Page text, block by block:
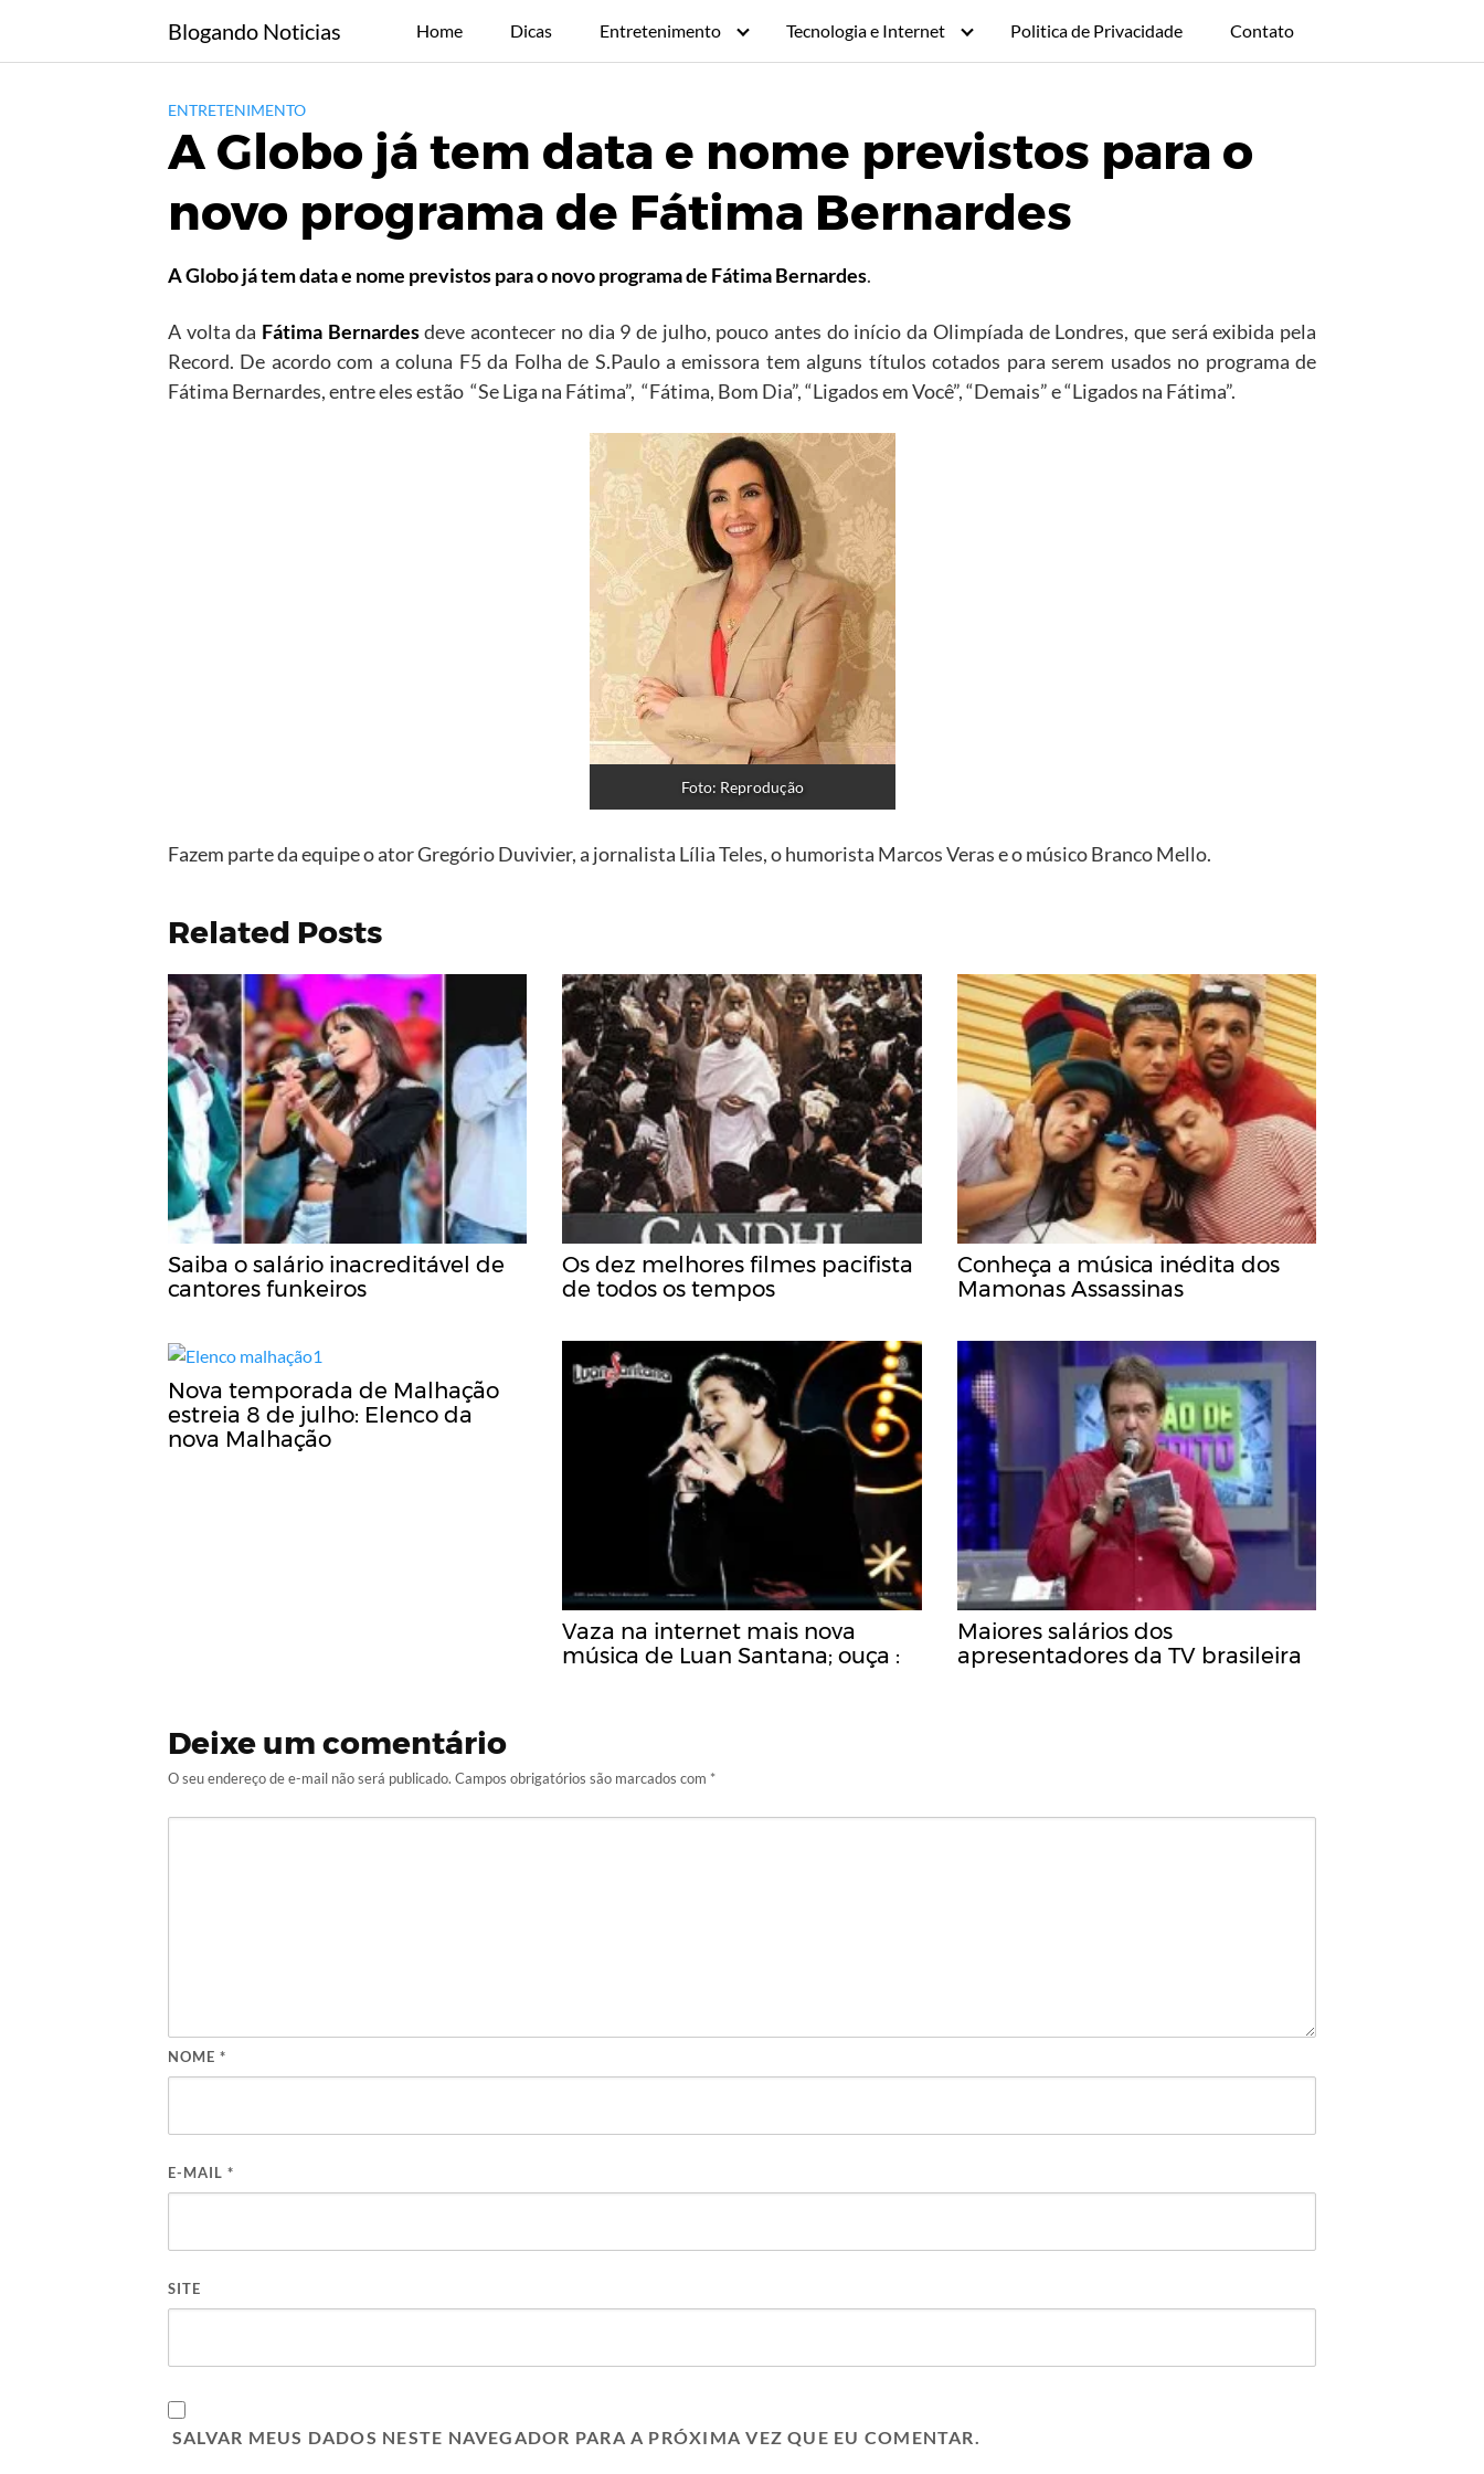
content
Blogando Noticias Home Dicas Entretenimento Tecnologia e Internet Politica de Privacidade Contato
ENTRETENIMENTO
A Globo já tem data e nome previstos para o
novo programa de Fátima Bernardes
A Globo já tem data e nome previstos para o novo programa de Fátima Bernardes.
A volta da Fátima Bernardesdeve acontecer no dia 9 de julho, pouco antes do início da Olimpíada de Londres, que será exibida pela
Record. De acordo com a coluna F5 da Folha de S.Paulo a emissora tem alguns títulos cotados para serem usados no programa de
Fátima Bernardes, entre eles estão “Se Liga na Fátima”, “Fátima, Bom Dia”, “Ligados em Você”, “Demais” e “Ligados na Fátima”.
Foto: Reprodução
Fazem parte da equipe o ator Gregório Duvivier, a jornalista Lília Teles, o humorista Marcos Veras e o músico Branco Mello.
Related Posts
Saiba o salário inacreditável de
cantores funkeiros
Os dez melhores filmes pacifista
de todos os tempos
Conheça a música inédita dos
Mamonas Assassinas
Nova temporada de Malhação
estreia 8 de julho: Elenco da
nova Malhação
Vaza na internet mais nova
música de Luan Santana; ouça :
Maiores salários dos
apresentadores da TV brasileira
Deixe um comentário
O seu endereço de e-mail não será publicado. Campos obrigatórios são marcados com *
NOME *
E-MAIL *
SITE
SALVAR MEUS DADOS NESTE NAVEGADOR PARA A PRÓXIMA VEZ QUE EU COMENTAR.